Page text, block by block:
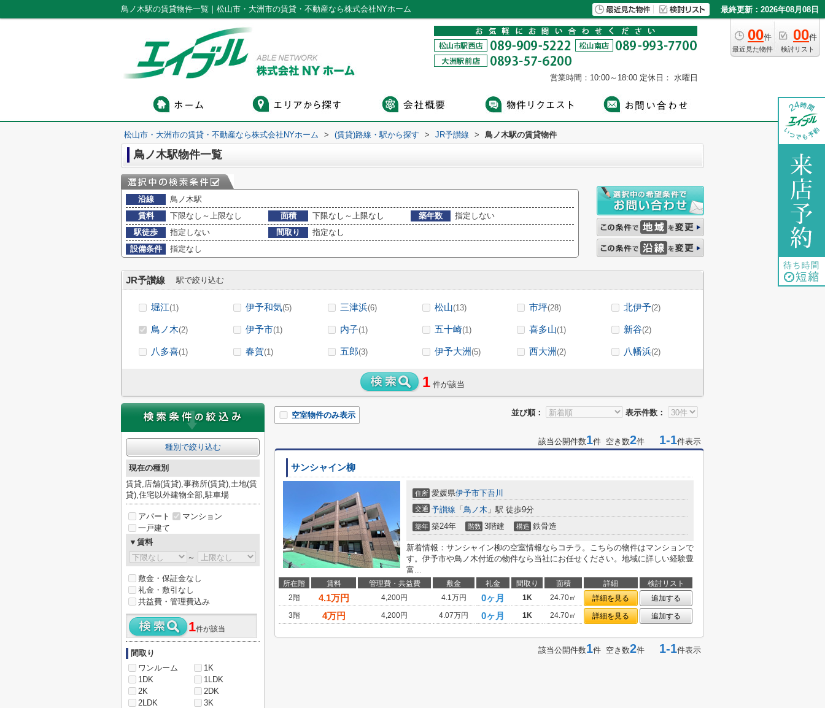
鳥ノ木駅の賃貸物件一覧｜松山市・大洲市の賃貸・不動産なら株式会社NYホーム 最終更新：2026年08月08日
00件
最近見た物件
00件
検討リスト
営業時間：10:00～18:00 定休日： 水曜日
松山市・大洲市の賃貸・不動産なら株式会社NYホーム > (賃貸)路線・駅から探す > JR予讃線 > 鳥ノ木駅の賃貸物件
鳥ノ木駅物件一覧
沿線
鳥ノ木駅
賃料
下限なし～上限なし 面積 下限なし～上限なし 築年数
指定しない
駅徒歩
指定しない 間取り
指定なし
設備条件
指定なし
JR予讃線 駅で絞り込む
堀江(1) 伊予和気(5) 三津浜(6) 松山(13) 市坪(28) 北伊予(2)
鳥ノ木(2) 伊予市(1) 内子(1) 五十崎(1) 喜多山(1) 新谷(2)
八多喜(1) 春賀(1) 五郎(3) 伊予大洲 (5) 西大洲 (2) 八幡浜(2)
1 件が該当
並び順： 表示件数：
空室物件のみ表示
該当公開件数1件 空き数2件 1-1件表示
サンシャイン柳
住所 愛媛県伊予市下吾川
交通 予讃線 「 鳥ノ木 」駅 徒歩9分
築年 築24年 階数 3階建 構造 鉄骨造
新着情報：サンシャイン柳の空室情報ならコチラ。こちらの物件はマンションで
す。伊予市や鳥ノ木付近の物件なら当社にお任せください。地域に詳しい経験豊
富...
所在階 賃料 管理費・共益費 敷金 礼金 間取り 面積 詳細
検討リスト
2階
4.1万円 4,200円 4.1万円 0ヶ月 1K 24.70㎡ 詳細を見る
追加する
3階
4万円 4,200円 4.07万円 0ヶ月 1K 24.70㎡ 詳細を見る 追加する
該当公開件数1件 空き数2件 1-1件表示
種別で絞り込む
現在の種別
賃貸,店舗(賃貸),事務所(賃貸),土地(賃
貸),住宅以外建物全部,駐車場
アパート
マンション
一戸建て
▼賃料
～
敷金・保証金なし
礼金・敷引なし
共益費・管理費込み
1件が該当
間取り
ワンルーム
1K
1DK
1LDK
2K
2DK
2LDK
3K